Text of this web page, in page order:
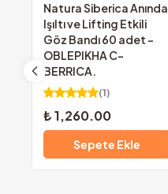
Natura Siberica Anında
Işıltı ve Lifting Etkili
Göz Bandı 60 adet -
OBLEPIKHA C-
BERRICA.
(1)
₺ 1,260.00
Sepete Ekle